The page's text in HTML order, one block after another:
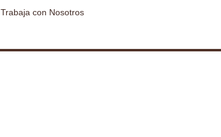
Trabaja con Nosotros